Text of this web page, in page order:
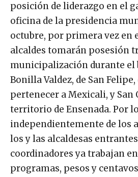
posición de liderazgo en el
oficina de la presidencia
octubre, por primera vez en
alcaldes tomarán posesión
municipalización durante el
Bonilla Valdez, de San
pertenecer a Mexicali, y San
territorio de Ensenada. Por
independientemente de los
los y las alcaldesas
coordinadores ya trabajan
programas, pesos y